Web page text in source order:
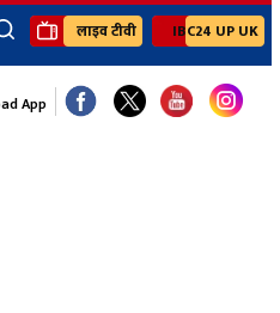
×
Youtube Channels
लाइव टीवी IBC24 UP UK
App